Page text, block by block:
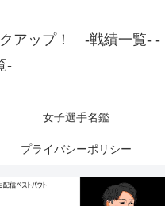
アップ！ -戦績一覧- -
-
女子選手名鑑
プライバシーポリシー